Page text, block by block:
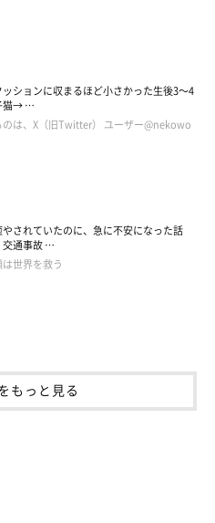
ぶ姿にキュン♡
ションに収まるほど小さかった生後3～4
猫→ …
のは、X（旧Twitter） ユーザー@nekowo
されていたのに、急に不安になった話
交通事故 …
世界を救う
もっと見る